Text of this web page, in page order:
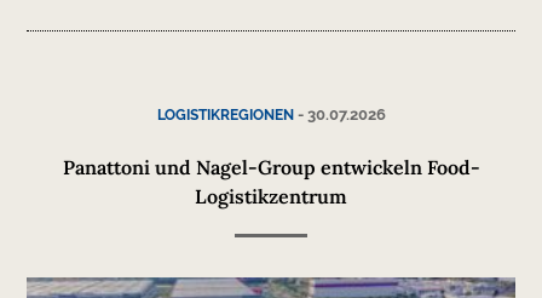
LOGISTIKREGIONEN- 30.07.2026
Panattoni und Nagel-Group entwickeln Food-
Logistikzentrum